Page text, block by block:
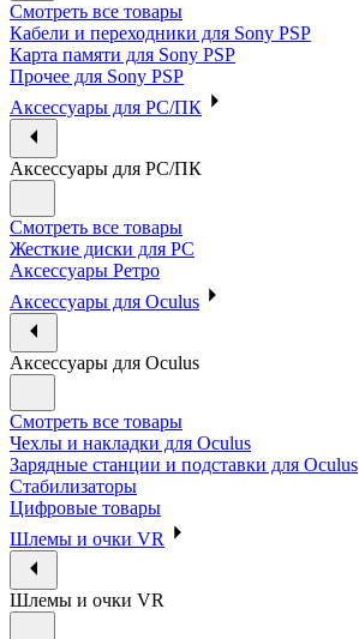
Смотреть все товары
Кабели и переходники для Sony PSP
Карта памяти для Sony PSP
Прочее для Sony PSP
Аксессуары для PC/ПК
Аксессуары для PC/ПК
Смотреть все товары
Жесткие диски для PC
Аксессуары Ретро
Аксессуары для Oculus
Аксессуары для Oculus
Смотреть все товары
Чехлы и накладки для Oculus
Зарядные станции и подставки для Oculus
Стабилизаторы
Цифровые товары
Шлемы и очки VR
Шлемы и очки VR